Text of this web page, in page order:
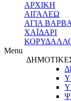
ΑΡΧΙΚΗ
ΑΙΓΑΛΕΩ
ΑΓΙΑ
ΧΑΪΔΑΡΙ
Menu